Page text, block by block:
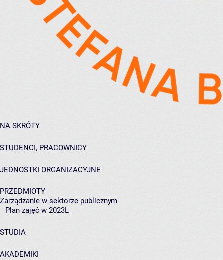
NA SKRÓTY
STUDENCI, PRACOWNICY
JEDNOSTKI ORGANIZACYJNE
PRZEDMIOTY
Zarządzanie w sektorze publicznym
Plan zajęć w 2023L
STUDIA
AKADEMIKI